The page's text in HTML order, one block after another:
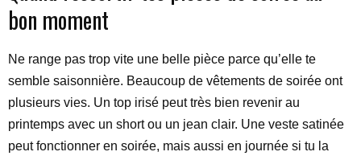
bon moment
Ne range pas trop vite une belle pièce parce qu’elle te
semble saisonnière. Beaucoup de vêtements de soirée ont
plusieurs vies. Un top irisé peut très bien revenir au
printemps avec un short ou un jean clair. Une veste satinée
peut fonctionner en soirée, mais aussi en journée si tu la